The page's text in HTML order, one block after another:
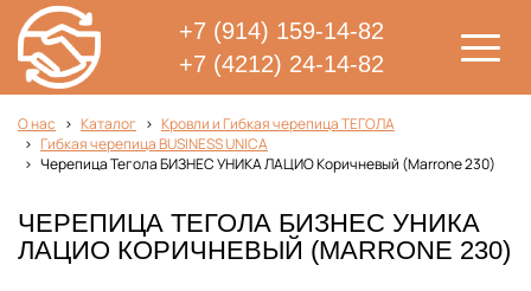
+7 (914) 159-14-82
+7 (4212) 24-14-82
О нас Каталог
Кровли и Гибкая черепица ТЕГОЛА
Гибкая черепица BUSINESS UNICA
Черепица Тегола БИЗНЕС УНИКА ЛАЦИО Коричневый (Marrone 230)
ЧЕРЕПИЦА ТЕГОЛА БИЗНЕС УНИКА
ЛАЦИО КОРИЧНЕВЫЙ (MARRONE 230)